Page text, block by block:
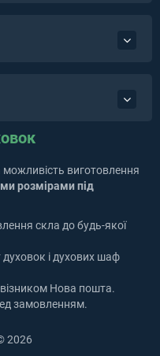
можливість виготовлення
розмірами під
скла до будь-якої
і духових шаф
Нова пошта.
замовленням.
2026